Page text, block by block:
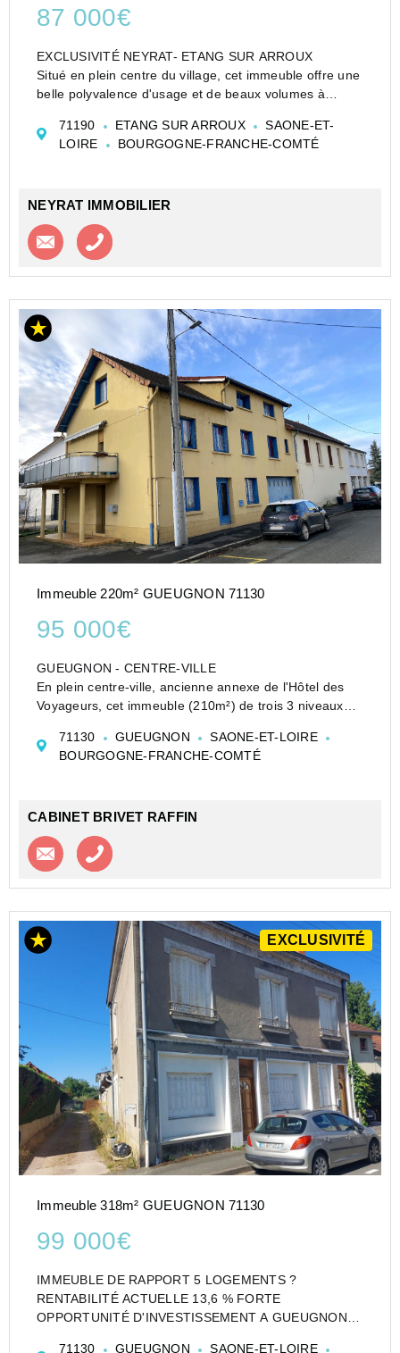
87 000€
EXCLUSIVITÉ NEYRAT- ETANG SUR ARROUX
Situé en plein centre du village, cet immeuble offre une
belle polyvalence d'usage et de beaux volumes à
d'un vaste local commercial de 278 m² réparti ...
71190 ETANG SUR ARROUX
SAONE-ET-
LOIRE
BOURGOGNE-FRANCHE-COMTÉ
NEYRAT IMMOBILIER
Contacter l'agence
Immeuble 220m² GUEUGNON 71130
95 000€
GUEUGNON - CENTRE-VILLE
En plein centre-ville, ancienne annexe de l'Hôtel des
Voyageurs, cet immeuble (210m²) de trois 3 niveaux
Le rez-de-chaussée se compose d'un hall d'entrée
avec placard et de deux cham...
71130 GUEUGNON
SAONE-ET-LOIRE
BOURGOGNE-FRANCHE-COMTÉ
CABINET BRIVET RAFFIN
Contacter l'agence
EXCLUSIVITÉ
Immeuble 318m² GUEUGNON 71130
99 000€
IMMEUBLE DE RAPPORT 5 LOGEMENTS ?
RENTABILITÉ ACTUELLE 13,6 % FORTE
OPPORTUNITÉ D'INVESTISSEMENT A GUEUGNON
71130 GUEUGNON SAONE-ET-LOIRE